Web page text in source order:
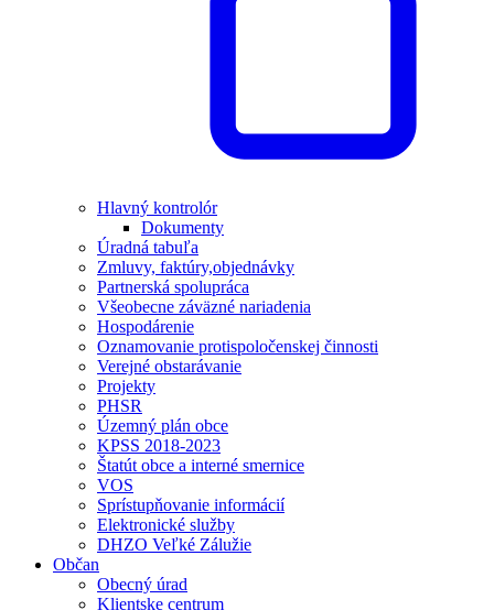
Hlavný kontrolór
Dokumenty
Úradná tabuľa
Zmluvy, faktúry,objednávky
Partnerská spolupráca
Všeobecne záväzné nariadenia
Hospodárenie
Oznamovanie protispoločenskej činnosti
Verejné obstarávanie
Projekty
PHSR
Územný plán obce
KPSS 2018-2023
Štatút obce a interné smernice
VOS
Sprístupňovanie informácií
Elektronické služby
DHZO Veľké Zálužie
Občan
Obecný úrad
Klientske centrum